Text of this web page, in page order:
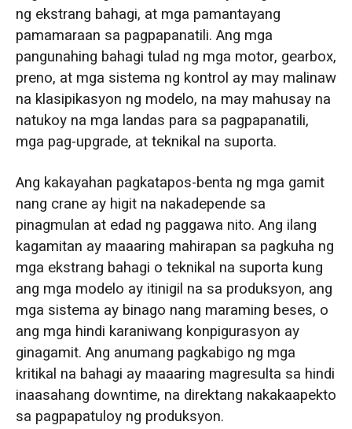
ng ekstrang bahagi, at mga pamantayang
pamamaraan sa pagpapanatili. Ang mga
pangunahing bahagi tulad ng mga motor, gearbox,
preno, at mga sistema ng kontrol ay may malinaw
na klasipikasyon ng modelo, na may mahusay na
natukoy na mga landas para sa pagpapanatili,
mga pag-upgrade, at teknikal na suporta.
Ang kakayahan pagkatapos-benta ng mga gamit
nang crane ay higit na nakadepende sa
pinagmulan at edad ng paggawa nito. Ang ilang
kagamitan ay maaaring mahirapan sa pagkuha ng
mga ekstrang bahagi o teknikal na suporta kung
ang mga modelo ay itinigil na sa produksyon, ang
mga sistema ay binago nang maraming beses, o
ang mga hindi karaniwang konpigurasyon ay
ginagamit. Ang anumang pagkabigo ng mga
kritikal na bahagi ay maaaring magresulta sa hindi
inaasahang downtime, na direktang nakakaapekto
sa pagpapatuloy ng produksyon.